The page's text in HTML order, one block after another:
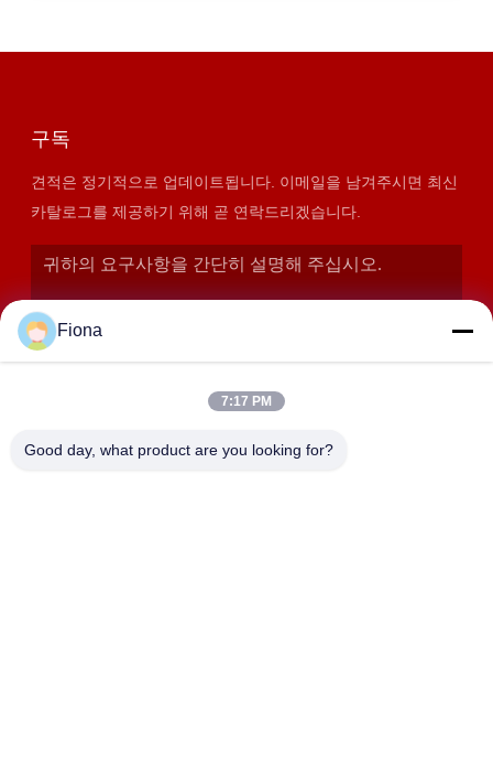
구독
견적은 정기적으로 업데이트됩니다. 이메일을 남겨주시면 최신
카탈로그를 제공하기 위해 곧 연락드리겠습니다.
Fiona
7:17 PM
Good day, what product are you looking for?